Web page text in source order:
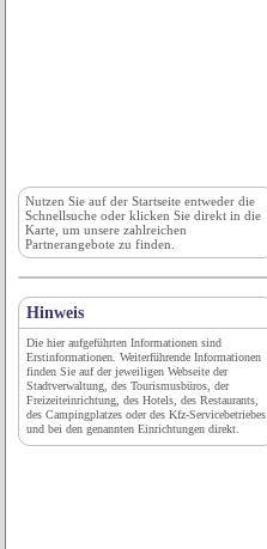
Nutzen Sie auf der Startseite entweder die
Schnellsuche oder klicken Sie direkt in die
Karte, um unsere zahlreichen
Partnerangebote zu finden.
Hinweis
Die hier aufgeführten Informationen sind
Erstinformationen. Weiterführende Informationen
finden Sie auf der jeweiligen Webseite der
Stadtverwaltung, des Tourismusbüros, der
Freizeiteinrichtung, des Hotels, des Restaurants,
des Campingplatzes oder des Kfz-Servicebetriebes
und bei den genannten Einrichtungen direkt.